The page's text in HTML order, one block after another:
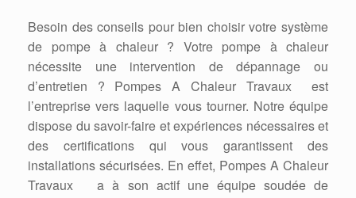
Besoin des conseils pour bien choisir votre système
de pompe à chaleur ? Votre pompe à chaleur
nécessite une intervention de dépannage ou
d’entretien ? Pompes A Chaleur Travaux est
l’entreprise vers laquelle vous tourner. Notre équipe
dispose du savoir-faire et expériences nécessaires et
des certifications qui vous garantissent des
installations sécurisées. En effet, Pompes A Chaleur
Travaux a à son actif une équipe soudée de